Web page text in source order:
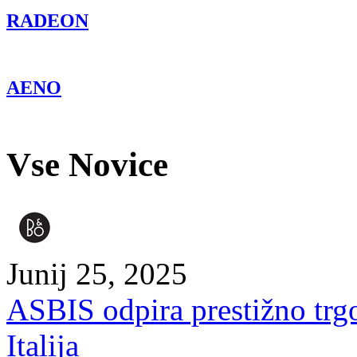
RADEON
AENO
Vse Novice
Junij 25, 2025
ASBIS odpira prestižno
Italija